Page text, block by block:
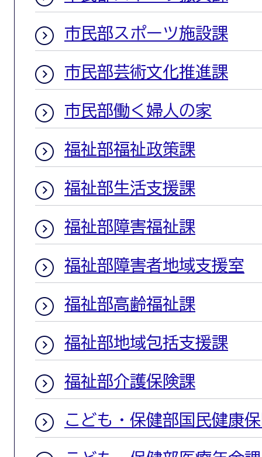
市民部スポーツ施設課
市民部芸術文化推進課
市民部働く婦人の家
福祉部福祉政策課
福祉部生活支援課
福祉部障害福祉課
福祉部障害者地域支援室
福祉部高齢福祉課
福祉部地域包括支援課
福祉部介護保険課
こども・保健部国民健康